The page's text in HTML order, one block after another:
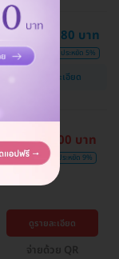
2,280 บาท
2,400 บาท ประหยัด 5%
ดูรายละเอียด
10,800 บาท
12,000 บาท ประหยัด 9%
ดูรายละเอียด
จ่ายด้วย QR